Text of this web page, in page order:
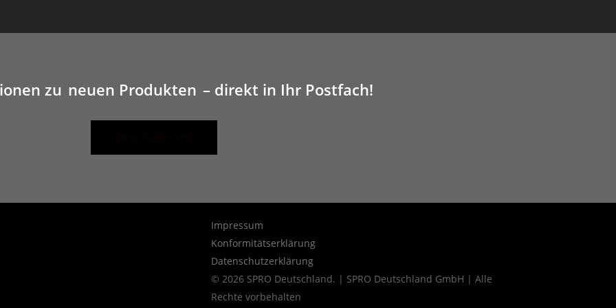
zu neuen Produkten – direkt in Ihr Postfach!
Impressum
Konformitätserklärung
Datenschutzerklärung
© 2026 SPRO Deutschland. | SPRO Deutschland GmbH | Alle
Rechte vorbehalten